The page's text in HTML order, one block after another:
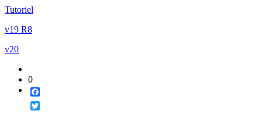
Tutoriel
v19 R8
v20
0